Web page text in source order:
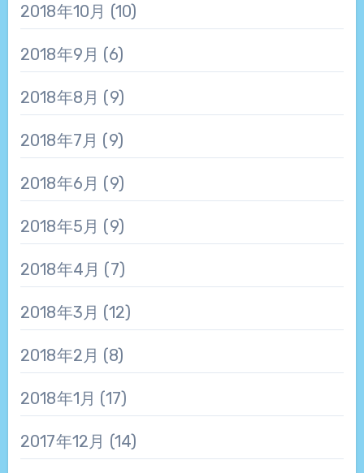
2018年10月 (10)
2018年9月 (6)
2018年8月 (9)
2018年7月 (9)
2018年6月 (9)
2018年5月 (9)
2018年4月 (7)
2018年3月 (12)
2018年2月 (8)
2018年1月 (17)
2017年12月 (14)